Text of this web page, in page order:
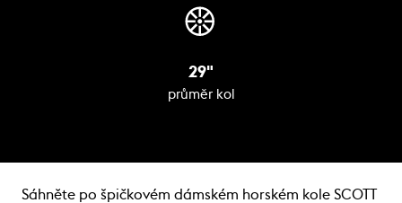
29"
průměr kol
Sáhněte po špičkovém dámském horském kole SCOTT